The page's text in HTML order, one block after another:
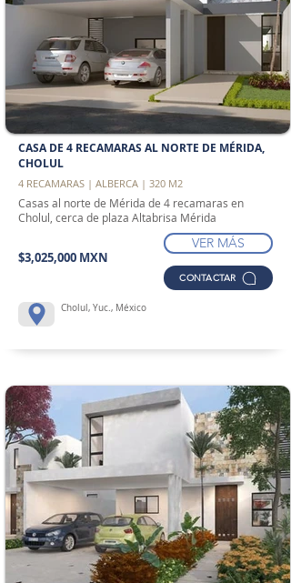
CASA DE 4 RECAMARAS AL NORTE DE MÉRIDA,
CHOLUL
4 RECAMARAS | ALBERCA | 320 M2
Casas al norte de Mérida de 4 recamaras en
Cholul, cerca de plaza Altabrisa Mérida
$3,025,000 MXN
VER MÁS
CONTACTAR
Cholul, Yuc., México